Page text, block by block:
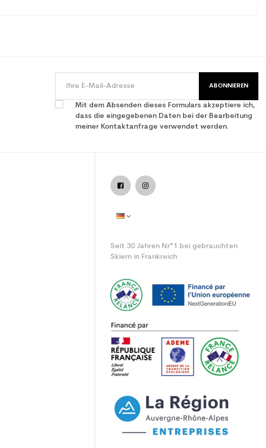
ABONNIEREN
Mit dem Absenden dieses Formulars akzeptiere ich,
dass die eingegebenen Daten bei der Bearbeitung
meiner Kontaktanfrage verwendet werden.
Seit 30 Jahren Nr°1 bei gebrauchten
Skiern in Frankreich